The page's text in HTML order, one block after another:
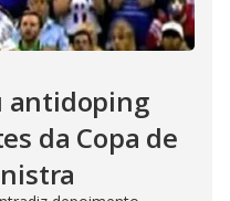
antidoping
da Copa de